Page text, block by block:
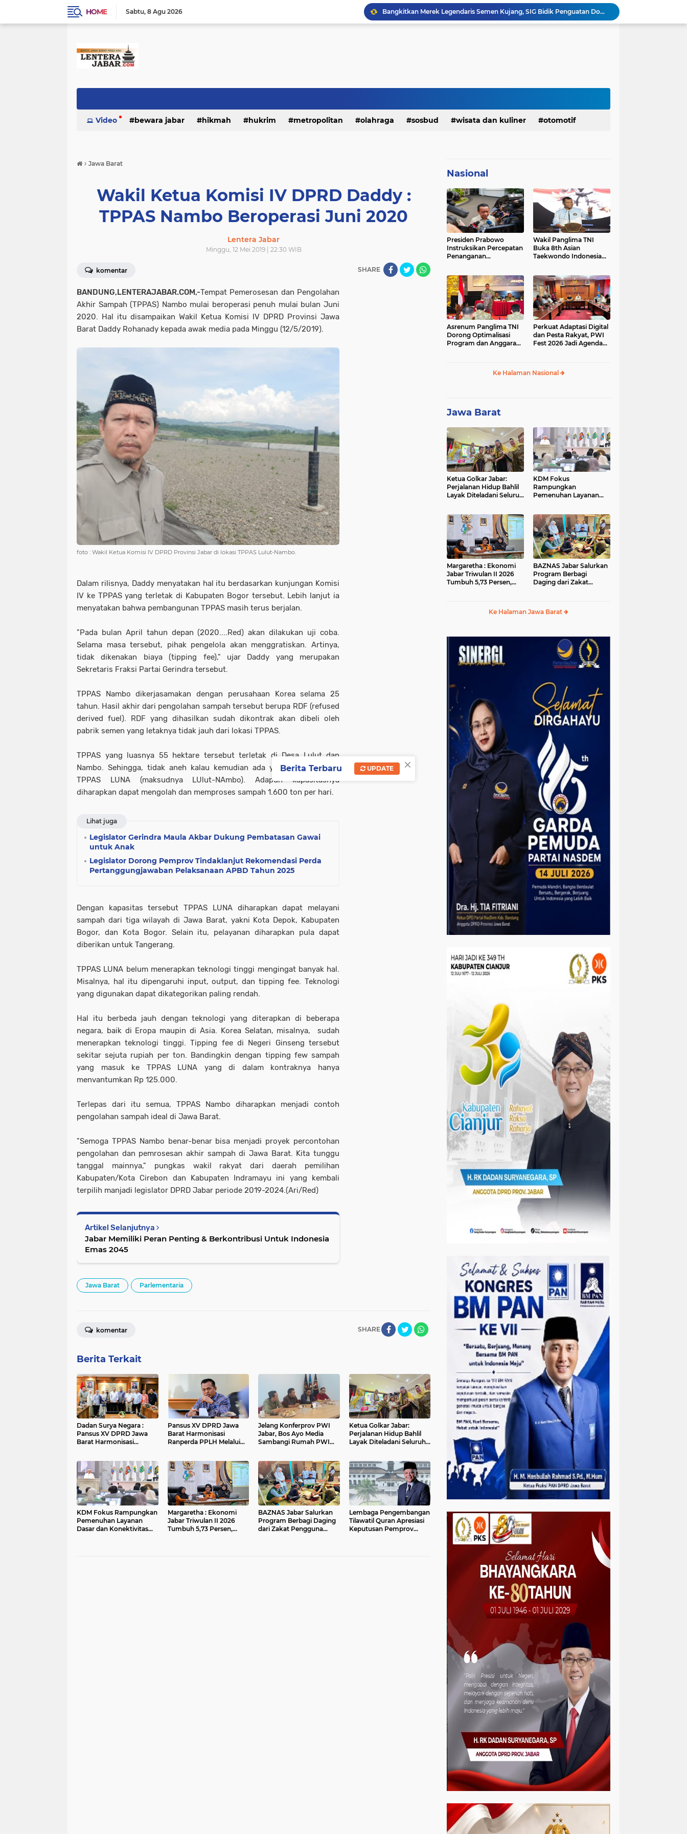
HOME Sabtu 8 Agu 2026
Ketua Golkar Jabar: Perjalanan Hidup Bahlil Layak Diteladani Seluruh Kader Partai
KDM Fokus Rampungkan Pemenuhan Layanan Dasar dan Konektivitas Wilayah pada 2027
Jelang Konferprov PWI Jabar, Bos Ayo Media Sambangi Rumah PWI Kota Bogor
Video bewara jabar hikmah hukrim metropolitan olahraga sosbud wisata dan kuliner otomotif
› Jawa Barat
Wakil Ketua Komisi IV DPRD Daddy :
TPPAS Nambo Beroperasi Juni 2020
Lentera Jabar
Minggu, 12 Mei 2019 | 22:30 WIB
komentar SHARE
BANDUNG,LENTERAJABAR.COM,-Tempat Pemerosesan dan Pengolahan
Akhir Sampah (TPPAS) Nambo mulai beroperasi penuh mulai bulan Juni
2020. Hal itu disampaikan Wakil Ketua Komisi IV DPRD Provinsi Jawa
Barat Daddy Rohanady kepada awak media pada Minggu (12/5/2019).
foto : Wakil Ketua Komisi IV DPRD Provinsi Jabar di lokasi TPPAS Lulut-Nambo.
Dalam rilisnya, Daddy menyatakan hal itu berdasarkan kunjungan Komisi
IV ke TPPAS yang terletak di Kabupaten Bogor tersebut. Lebih lanjut ia
menyatakan bahwa pembangunan TPPAS masih terus berjalan.
"Pada bulan April tahun depan (2020....Red) akan dilakukan uji coba.
Selama masa tersebut, pihak pengelola akan menggratiskan. Artinya,
tidak dikenakan biaya (tipping fee)," ujar Daddy yang merupakan
Sekretaris Fraksi Partai Gerindra tersebut.
TPPAS Nambo dikerjasamakan dengan perusahaan Korea selama 25
tahun. Hasil akhir dari pengolahan sampah tersebut berupa RDF (refused
derived fuel). RDF yang dihasilkan sudah dikontrak akan dibeli oleh
pabrik semen yang letaknya tidak jauh dari lokasi TPPAS.
TPPAS yang luasnya 55 hektare tersebut terletak di Desa Lulut dan
Nambo. Sehingga, tidak aneh kalau kemudian ada yang menyebutnya
TPPAS LUNA (maksudnya LUlut-NAmbo). Adapun kapasitasnya
diharapkan dapat mengolah dan memproses sampah 1.600 ton per hari.
Lihat juga
Legislator Gerindra Maula Akbar Dukung Pembatasan Gawai
untuk Anak
Legislator Dorong Pemprov Tindaklanjut Rekomendasi Perda
Pertanggungjawaban Pelaksanaan APBD Tahun 2025
Dengan kapasitas tersebut TPPAS LUNA diharapkan dapat melayani
sampah dari tiga wilayah di Jawa Barat, yakni Kota Depok, Kabupaten
Bogor, dan Kota Bogor. Selain itu, pelayanan diharapkan pula dapat
diberikan untuk Tangerang.
TPPAS LUNA belum menerapkan teknologi tinggi mengingat banyak hal.
Misalnya, hal itu dipengaruhi input, output, dan tipping fee. Teknologi
yang digunakan dapat dikategorikan paling rendah.
Hal itu berbeda jauh dengan teknologi yang diterapkan di beberapa
negara, baik di Eropa maupin di Asia. Korea Selatan, misalnya, sudah
menerapkan teknologi tinggi. Tipping fee di Negeri Ginseng tersebut
sekitar sejuta rupiah per ton. Bandingkin dengan tipping few sampah
yang masuk ke TPPAS LUNA yang di dalam kontraknya hanya
menvantumkan Rp 125.000.
Terlepas dari itu semua, TPPAS Nambo diharapkan menjadi contoh
pengolahan sampah ideal di Jawa Barat.
"Semoga TPPAS Nambo benar-benar bisa menjadi proyek percontohan
pengolahan dan pemrosesan akhir sampah di Jawa Barat. Kita tunggu
tanggal mainnya," pungkas wakil rakyat dari daerah pemilihan
Kabupaten/Kota Cirebon dan Kabupaten Indramayu ini yang kembali
terpilih manjadi legislator DPRD Jabar periode 2019-2024.(Ari/Red)
Artikel Selanjutnya
Jabar Memiliki Peran Penting & Berkontribusi Untuk Indonesia
Emas 2045
Jawa Barat Parlementaria
SHARE
komentar
Berita Terkait
Dadan Surya Negara :
Pansus XV DPRD Jawa
Barat Harmonisasi
Kementerian
Pansus XV DPRD Jawa
Barat Harmonisasi
Ranperda PPLH Melalui
Jelang Konferprov PWI
Jabar, Bos Ayo Media
Sambangi Rumah PWI
Ketua Golkar Jabar:
Perjalanan Hidup Bahlil
Layak Diteladani Seluruh
KDM Fokus Rampungkan
Pemenuhan Layanan
Dasar dan Konektivitas
Margaretha : Ekonomi
Jabar Triwulan II 2026
Tumbuh 5,73 Persen,
BAZNAS Jabar Salurkan
Program Berbagi Daging
dari Zakat Pengguna
Lembaga Pengembangan
Tilawatil Quran Apresiasi
Keputusan Pemprov
Nasional
Presiden Prabowo
Instruksikan Percepatan
Penanganan
BBM
Wakil Panglima TNI
Buka 8th Asian
Taekwondo Indonesia
Asrenum Panglima TNI
Dorong Optimalisasi
Program dan Anggaran
Perkuat Adaptasi Digital
dan Pesta Rakyat, PWI
Fest 2026 Jadi Agenda
Ke Halaman Nasional
Jawa Barat
Ketua Golkar Jabar:
Perjalanan Hidup Bahlil
Layak Diteladani Seluruh
KDM Fokus
Rampungkan
Pemenuhan Layanan
Margaretha : Ekonomi
Jabar Triwulan II 2026
Tumbuh 5,73 Persen,
BAZNAS Jabar Salurkan
Program Berbagi
Daging dari Zakat
Ke Halaman Jawa Barat
×
Berita Terbaru UPDATE